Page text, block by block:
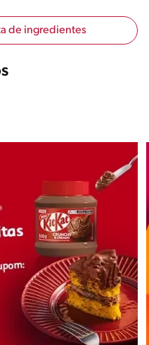
de ingredientes